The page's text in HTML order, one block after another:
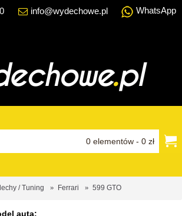
info@wydechowe.pl WhatsApp
0 elementów - 0 zł
/ Tuning Ferrari 599 GTO
auta: